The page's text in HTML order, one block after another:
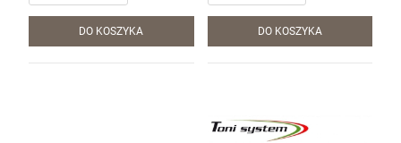
DO KOSZYKA DO KOSZYKA